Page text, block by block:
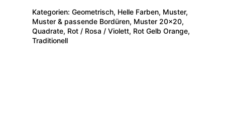
Kategorien: Geometrisch, Helle Farben, Muster,
Muster & passende Bordüren, Muster 20x20,
Quadrate, Rot / Rosa / Violett, Rot Gelb Orange,
Traditionell